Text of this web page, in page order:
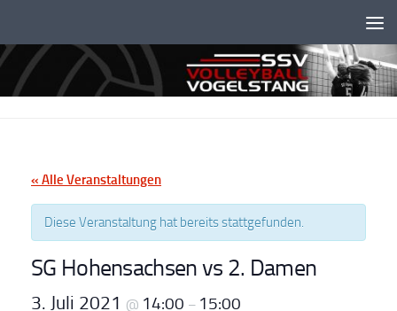
« Alle Veranstaltungen
Diese Veranstaltung hat bereits stattgefunden.
SG Hohensachsen vs 2. Damen
3. Juli 2021 @ 14:00 – 15:00